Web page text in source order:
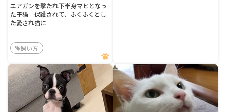
エアガンを撃たれ下半身マヒとなっ
た子猫 保護されて、ふくふくとし
た愛され猫に
飼い方